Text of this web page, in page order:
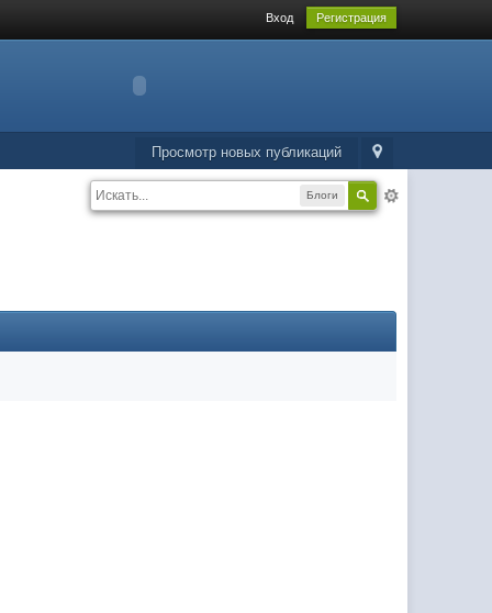
Вход Регистрация
Просмотр новых публикаций
Блоги